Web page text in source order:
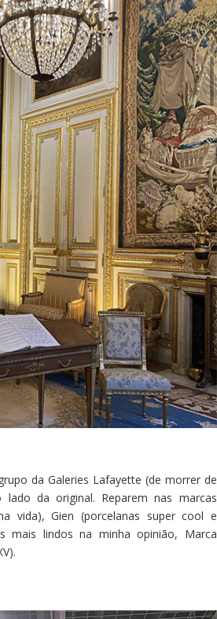
da Galeries Lafayette (de morrer de
da original. Reparem nas marcas
vida), Gien (porcelanas super cool e
mais lindos na minha opinião, Marca